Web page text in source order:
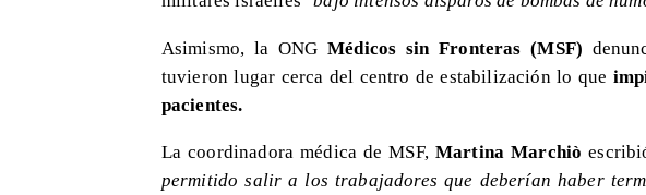
Asimismo, la ONGMédicos sin Fronteras (MSF)
tuvieron lugar cerca del centro de estabilización lo que
pacientes.
La coordinadora médica de MSF, Martina Marchiò
permitido salir a los trabajadores que deberían haber